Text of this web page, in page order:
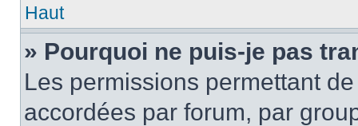
Haut
» Pourquoi ne puis-je pas
Les permissions permettant
accordées par forum, par